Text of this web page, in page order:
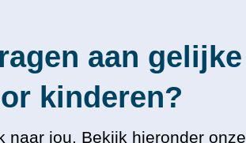
aan gelijke
naar jou. Bekijk hieronder onze